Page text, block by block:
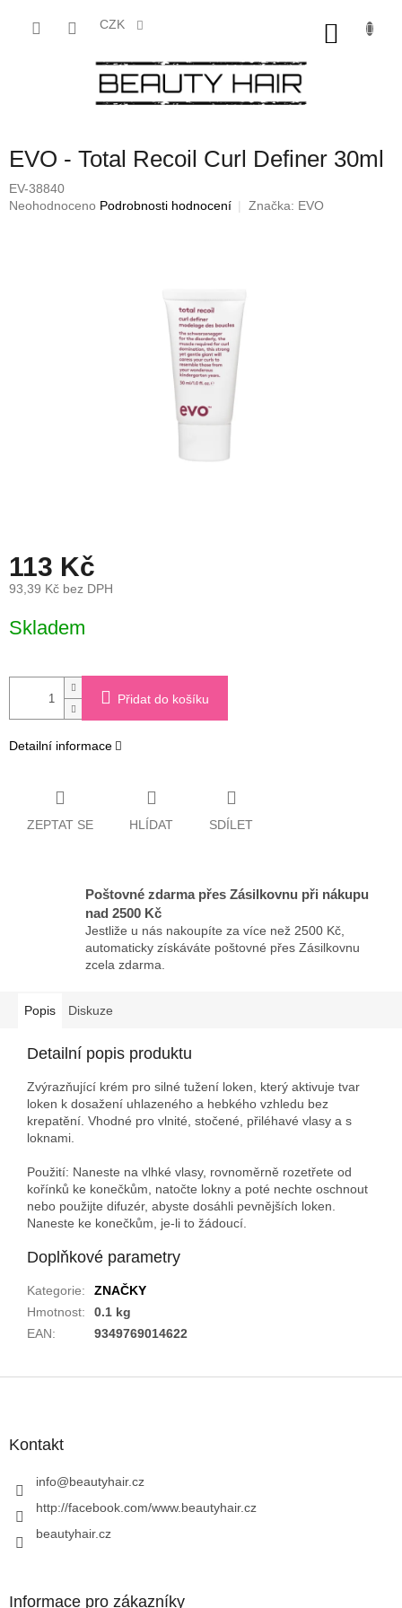
CZK
EVO - Total Recoil Curl Definer 30ml
EV-38840
Průměrné
Neohodnoceno Podrobnosti hodnocení Značka: EVO
113 Kč
93,39 Kč bez DPH
cena:
Skladem
Přidat do košíku
Detailní informace
ZEPTAT SE HLÍDAT SDÍLET
Poštovné zdarma přes Zásilkovnu při nákupu
nad 2500 Kč
Jestliže u nás nakoupíte za více než 2500 Kč,
automaticky získáváte poštovné přes Zásilkovnu
zcela zdarma.
Popis Diskuze
Detailní popis produktu
Zvýrazňující krém pro silné tužení loken, který aktivuje tvar
loken k dosažení uhlazeného a hebkého vzhledu bez
krepatění. Vhodné pro vlnité, stočené, přiléhavé vlasy a s
loknami.
Použití: Naneste na vlhké vlasy, rovnoměrně rozetřete od
kořínků ke konečkům, natočte lokny a poté nechte oschnout
nebo použijte difuzér, abyste dosáhli pevnějších loken.
Naneste ke konečkům, je-li to žádoucí.
Doplňkové parametry
Kategorie:
ZNAČKY
Hmotnost:
0.1 kg
EAN: 9349769014622
Kontakt
info@beautyhair.cz
http://facebook.com/www.beautyhair.cz
beautyhair.cz
Informace pro zákazníky